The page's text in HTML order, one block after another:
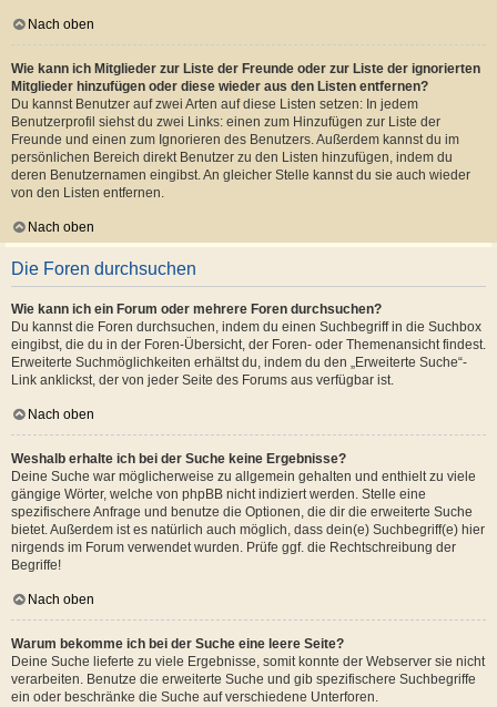
Nach oben
Wie kann ich Mitglieder zur Liste der Freunde oder zur Liste der ignorierten
Mitglieder hinzufügen oder diese wieder aus den Listen entfernen?
Du kannst Benutzer auf zwei Arten auf diese Listen setzen: In jedem
Benutzerprofil siehst du zwei Links: einen zum Hinzufügen zur Liste der
Freunde und einen zum Ignorieren des Benutzers. Außerdem kannst du im
persönlichen Bereich direkt Benutzer zu den Listen hinzufügen, indem du
deren Benutzernamen eingibst. An gleicher Stelle kannst du sie auch wieder
von den Listen entfernen.
Nach oben
Die Foren durchsuchen
Wie kann ich ein Forum oder mehrere Foren durchsuchen?
Du kannst die Foren durchsuchen, indem du einen Suchbegriff in die Suchbox
eingibst, die du in der Foren-Übersicht, der Foren- oder Themenansicht findest.
Erweiterte Suchmöglichkeiten erhältst du, indem du den „Erweiterte Suche“-
Link anklickst, der von jeder Seite des Forums aus verfügbar ist.
Nach oben
Weshalb erhalte ich bei der Suche keine Ergebnisse?
Deine Suche war möglicherweise zu allgemein gehalten und enthielt zu viele
gängige Wörter, welche von phpBB nicht indiziert werden. Stelle eine
spezifischere Anfrage und benutze die Optionen, die dir die erweiterte Suche
bietet. Außerdem ist es natürlich auch möglich, dass dein(e) Suchbegriff(e) hier
nirgends im Forum verwendet wurden. Prüfe ggf. die Rechtschreibung der
Begriffe!
Nach oben
Warum bekomme ich bei der Suche eine leere Seite?
Deine Suche lieferte zu viele Ergebnisse, somit konnte der Webserver sie nicht
verarbeiten. Benutze die erweiterte Suche und gib spezifischere Suchbegriffe
ein oder beschränke die Suche auf verschiedene Unterforen.